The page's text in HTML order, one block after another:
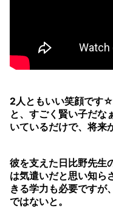
2人ともいい笑顔です
と、すごく賢い子だ
いているだけで、将来
彼を支えた日比野先生
は気遣いだと思い知
きる学力も必要ですが
ではないと。